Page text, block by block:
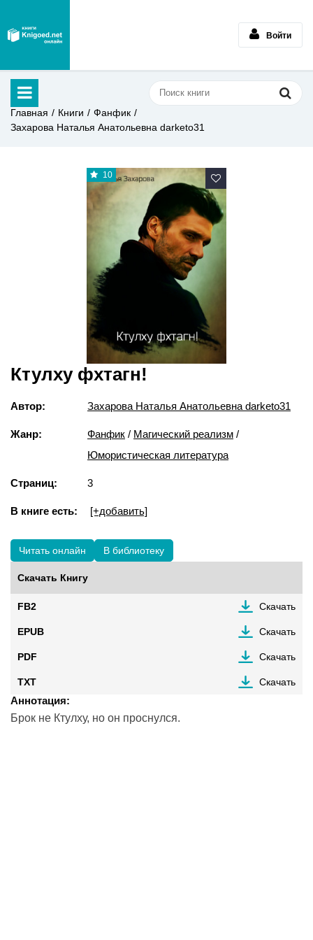
Войти
Главная Книги
Фанфик
Захарова Наталья Анатольевна darketo31
10
Ктулху фхтагн!
Автор: Захарова Наталья Анатольевна darketo31
Жанр: Фанфик / Магический реализм /
Юмористическая литература
Страниц: 3
В книге есть: [+добавить]
Читать онлайн В библиотеку
Скачать Книгу
FB2 Скачать
EPUB Скачать
PDF Скачать
TXT Скачать
Аннотация:
Брок не Ктулху, но он проснулся.